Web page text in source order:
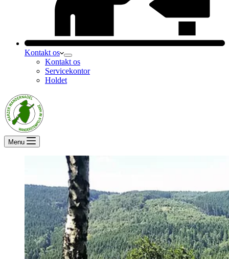
Kontakt os
Kontakt os
Servicekontor
Holdet
Menu